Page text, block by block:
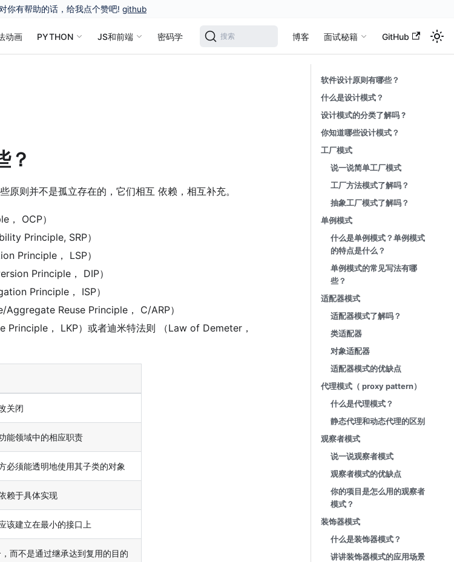
你有帮助的话，给我点个赞吧! github
动画 PYTHON JS和前端 密码学 搜索 博客 面试秘籍 GitHub
？
原则并不是孤⽴存在的，它们相互 依赖，相互补充。
， OCP）
Principle, SRP）
Principle， LSP）
Principle， DIP）
Principle， ISP）
Reuse Principle， C/ARP）
Principle， LKP）或者迪⽶特法则 （Law of Demeter，
关闭
能领域中的相应职责
必须能透明地使用其子类的对象
赖于具体实现
该建立在最小的接口上
而不是通过继承达到复用的目的
软件设计原则有哪些？
什么是设计模式？
设计模式的分类了解吗 ?
你知道哪些设计模式？
⼯⼚模式
说⼀说简单⼯⼚模式
⼯⼚⽅法模式了解吗？
抽象⼯⼚模式了解吗？
单例模式
什么是单例模式？单例模式
的特点是什么？
单例模式的常⻅写法有哪
些？
适配器模式
适配器模式了解吗？
类适配器
对象适配器
适配器模式的优缺点
代理模式（ proxy pattern）
什么是代理模式？
静态代理和动态代理的区别
观察者模式
说⼀说观察者模式
观察者模式的优缺点
你的项⽬是怎么⽤的观察者
模式？
装饰器模式
什么是装饰器模式？
讲讲装饰器模式的应⽤场景